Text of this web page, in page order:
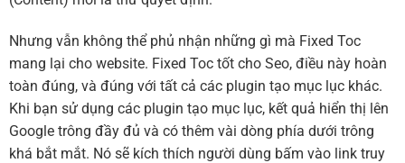
Nhưng vẫn không thể phủ nhận những gì mà Fixed Toc
mang lại cho website. Fixed Toc tốt cho Seo, điều này hoàn
toàn đúng, và đúng với tất cả các plugin tạo mục lục khác.
Khi bạn sử dụng các plugin tạo mục lục, kết quả hiển thị lên
Google trông đầy đủ và có thêm vài dòng phía dưới trông
khá bắt mắt. Nó sẽ kích thích người dùng bấm vào link truy